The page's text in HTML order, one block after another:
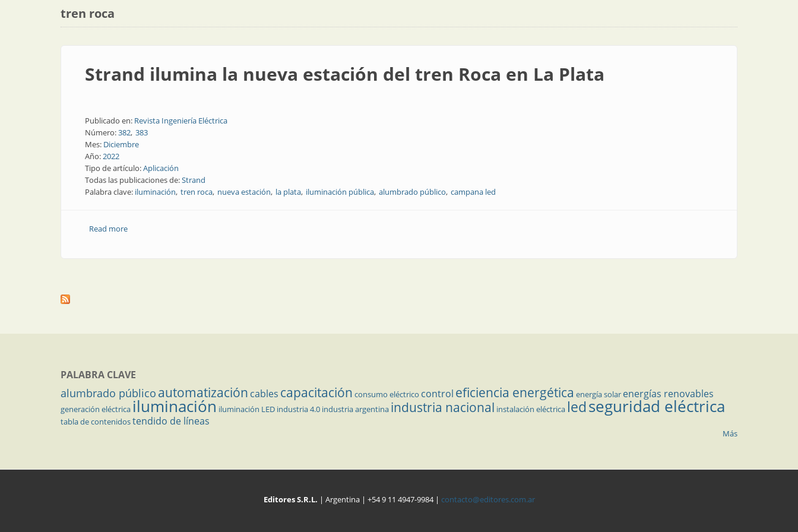
tren roca
Strand ilumina la nueva estación del tren Roca en La Plata
Publicado en: Revista Ingeniería Eléctrica
Número:382 383
Mes: Diciembre
Año:2022
Tipo de artículo:Aplicación
Todas las publicaciones de:Strand
Palabra clave: iluminación tren roca nueva estación la plata iluminación pública alumbrado público campana led
Read moreabout Strand ilumina la nueva estación del tren Roca en La Plata
PALABRA CLAVE
alumbrado público automatización cables capacitación consumo eléctrico control eficiencia energética energía solar energías renovables
generación eléctrica iluminación iluminación LED industria 4.0 industria argentina industria nacional instalación eléctrica ledseguridad eléctrica
tabla de contenidostendido de líneas
Más
Editores S.R.L. | Argentina | +54 9 11 4947-9984 | contacto@editores.com.ar